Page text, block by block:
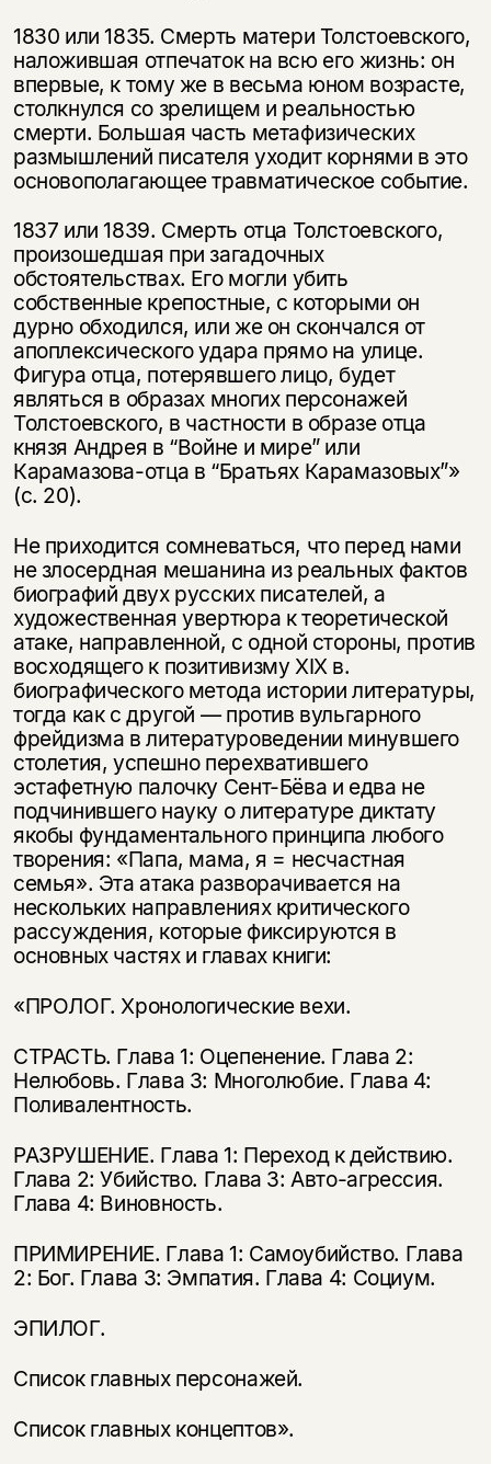
1830 или 1835. Смерть матери Толстоевского,
наложившая отпечаток на всю его жизнь: он
впервые, к тому же в весьма юном возрасте,
столкнулся со зрелищем и реальностью
смерти. Большая часть метафизических
размышлений писателя уходит корнями в это
основополагающее травматическое событие.
1837 или 1839. Смерть отца Толстоевского,
произошедшая при загадочных
обстоятельствах. Его могли убить
собственные крепостные, с которыми он
дурно обходился, или же он скончался от
апоплексического удара прямо на улице.
Фигура отца, потерявшего лицо, будет
являться в образах многих персонажей
Толстоевского, в частности в образе отца
князя Андрея в “Войне и мире” или
Карамазова-отца в “Братьях Карамазовых”»
(с. 20).
Не приходится сомневаться, что перед нами
не злосердная мешанина из реальных фактов
биографий двух русских писателей, а
художественная увертюра к теоретической
атаке, направленной, с одной стороны, против
восходящего к позитивизму XIX в.
биографического метода истории литературы,
тогда как с другой — против вульгарного
фрейдизма в литературоведении минувшего
столетия, успешно перехватившего
эстафетную палочку Сент-Бёва и едва не
подчинившего науку о литературе диктату
якобы фундаментального принципа любого
творения: «Папа, мама, я = несчастная
семья». Эта атака разворачивается на
нескольких направлениях критического
рассуждения, которые фиксируются в
основных частях и главах книги:
«ПРОЛОГ. Хронологические вехи.
СТРАСТЬ. Глава 1: Оцепенение. Глава 2:
Нелюбовь. Глава 3: Многолюбие. Глава 4:
Поливалентность.
РАЗРУШЕНИЕ. Глава 1: Переход к действию.
Глава 2: Убийство. Глава 3: Авто-агрессия.
Глава 4: Виновность.
ПРИМИРЕНИЕ. Глава 1: Самоубийство. Глава
2: Бог. Глава 3: Эмпатия. Глава 4: Социум.
ЭПИЛОГ.
Список главных персонажей.
Список главных концептов».